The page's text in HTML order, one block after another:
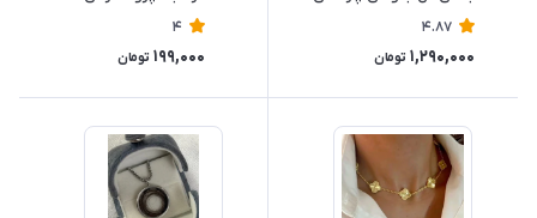
4.87
1,290,000 تومان
4
199,000 تومان